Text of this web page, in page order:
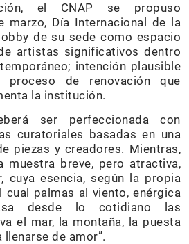
el CNAP se propuso
marzo, Día Internacional de la
de su sede como espacio
artistas significativos dentro
intención plausible
de renovación que
la institución.
ser perfeccionada con
curatoriales basadas en una
piezas y creadores. Mientras,
muestra breve, pero atractiva,
cuya esencia, según la propia
cual palmas al viento, enérgica
desde lo cotidiano las
el mar, la montaña, la puesta
llenarse de amor”.